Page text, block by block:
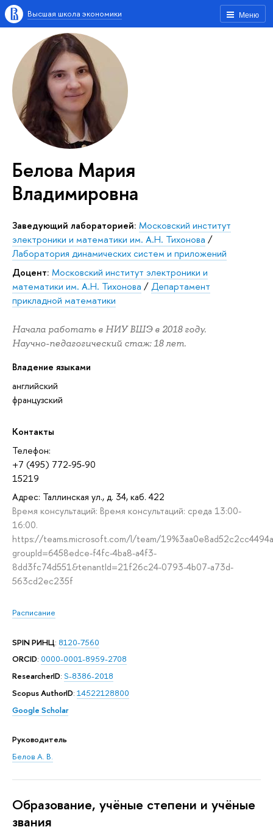
Меню
Высшая школа экономики
Белова Мария
Владимировна
Заведующий лабораторией: Московский институт
электроники и математики им. А.Н. Тихонова /
Лаборатория динамических систем и приложений
Доцент: Московский институт электроники и
математики им. А.Н. Тихонова /Департамент
прикладной математики
Начала работать в НИУ ВШЭ в 2018 году.
Научно-педагогический стаж: 18 лет.
Владение языками
английский
французский
Контакты
Телефон:
+7 (495) 772-95-90
15219
Адрес: Таллинская ул., д. 34, каб. 422
Время консультаций: Время консультаций: среда 13:00-
16:00.
https://teams.microsoft.com/l/team/
groupId=6458edce-f4fc-4ba8-a4f3-
8dd3fc74d551&tenantId=21f26c24-0793-4b07-a73d-
563cd2ec235f
Расписание
SPIN РИНЦ: 8120-7560
ORCID: 0000-0001-8959-2708
ResearcherID: S-8386-2018
Scopus AuthorID: 14522128800
Google Scholar
Руководитель
Белов А. В.
Oбразование, учёные степени и учёные
звания